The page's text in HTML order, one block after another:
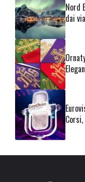
Nord
dai